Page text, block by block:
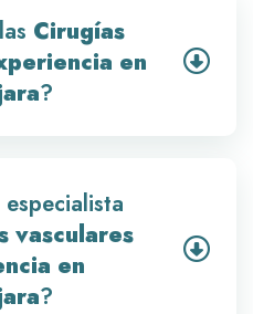
Cirugías
en
?
vasculares
en
?